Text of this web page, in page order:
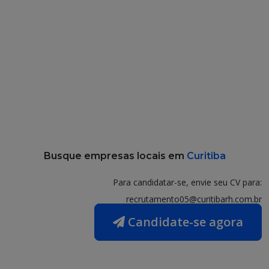
Busque empresas locais em Curitiba
Para candidatar-se, envie seu CV para:
recrutamento05@curitibarh.com.br
Candidate-se agora